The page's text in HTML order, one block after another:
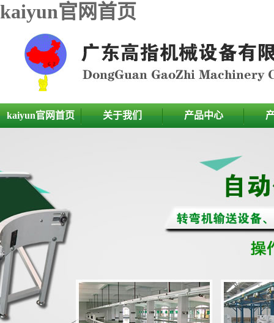
kaiyun官网首页
kaiyun官网首页 关于我们 产品中心